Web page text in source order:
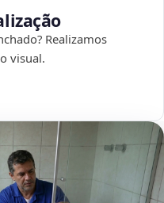
Realizamos
visual.